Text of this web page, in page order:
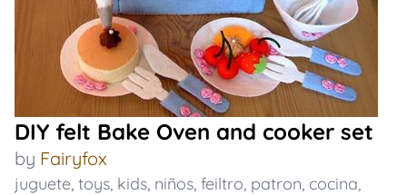
DIY felt Bake Oven and cooker set
by Fairyfox
juguete, toys, kids, niños, feiltro, patron, cocina,